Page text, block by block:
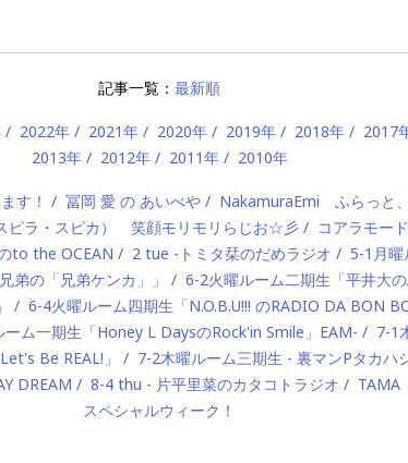
記事一覧： 最新順
2022年 2021年 2020年 2019年 2018年
2017
2013年
2012年 2011年 2010年
す！ 冨岡 愛 の あいべや
NakamuraEmi ふらっと
ピラ・スピカ） 笑顔モリモリらじお☆彡
コアラモー
to the OCEAN 2 tue -トミタ栞のだめラジオ
5-1月曜
弟の「兄弟ケンカ」」
6-2火曜ルーム二期生「平井大
6-4火曜ルーム四期生「N.O.B.U!!! のRADIO DA BON
ーム一期生「Honey L DaysのRock'in Smile」EAM-
7-1
Be REAL!」
7-2木曜ルーム三期生 - 裏マンPタカ
DREAM
8-4 thu - 片平里菜のカタコトラジオ
TAMA
スペシャルウィーク！